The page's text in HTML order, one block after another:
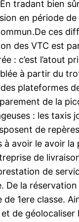
tradant bien
en période
ces
des VTC est
: c’est l’atout
à partir du
plateformes
de la
: les taxis
de
à avoir le avoir
de
de
De la
de 1ere classe.
de géolocaliser